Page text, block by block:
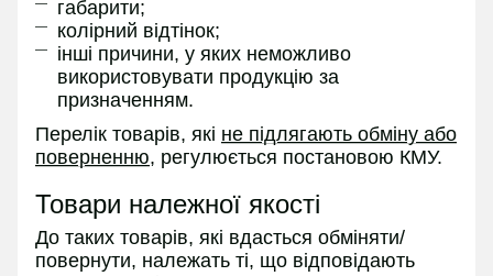
габарити;
колірний відтінок;
інші причини, у яких неможливо
використовувати продукцію за
призначенням.
Перелік товарів, які не підлягають обміну або
поверненню, регулюється постановою КМУ.
Товари належної якості
До таких товарів, які вдасться обміняти/
повернути, належать ті, що відповідають